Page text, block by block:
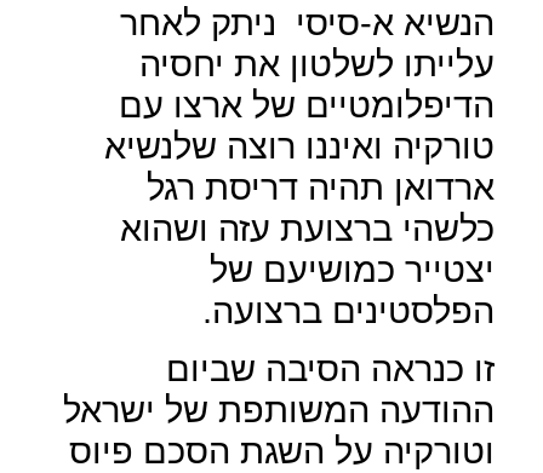
הנשיא א-סיסי
ניתק לאחר
עלייתו לשלטון את יחסיה
הדיפלומטיים של ארצו עם
טורקיה ואיננו רוצה שלנשיא
ארדואן תהיה דריסת רגל
כלשהי ברצועת עזה ושהוא
יצטייר כמושיעם של
הפלסטינים ברצועה.
זו כנראה הסיבה שביום
ההודעה המשותפת של ישראל
וטורקיה על השגת הסכם פיוס